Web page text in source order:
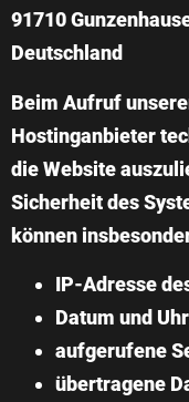
91710
Deutschland
Beim Aufruf
Hostinganbieter
die Website
Sicherheit des
können
IP-Adresse
Datum und
aufgerufene
übertragene